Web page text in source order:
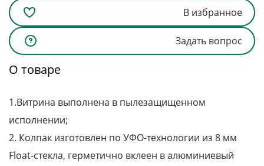
В избранное
Задать вопрос
О товаре
1.Витрина выполнена в пылезащищенном
исполнении;
2. Колпак изготовлен по УФО-технологии из 8 мм
Float-стекла, герметично вклеен в алюминиевый